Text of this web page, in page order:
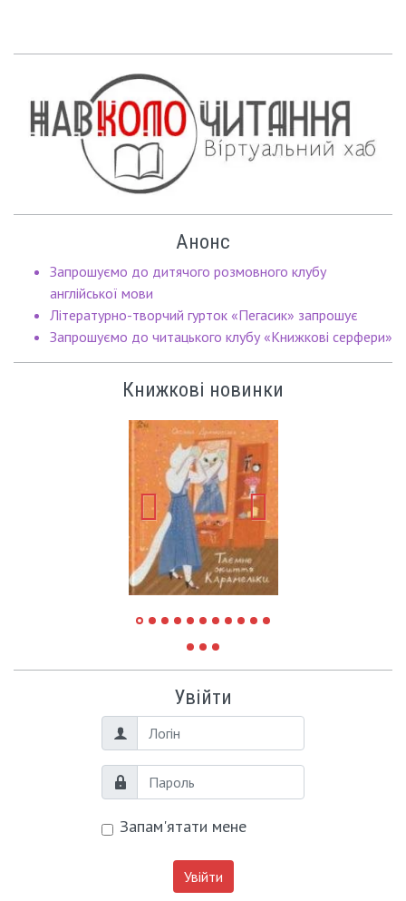
Анонс
Запрошуємо до дитячого розмовного клубу
англійської мови
Літературно-творчий гурток «Пегасик» запрошує
Запрошуємо до читацького клубу «Книжкові серфери»
Книжкові новинки
Увійти
Логін
Пароль
Запам'ятати мене
Увійти